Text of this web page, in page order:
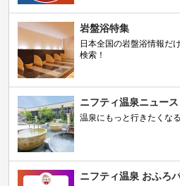
岩盤浴特集
日本全国の岩盤浴情報だ
検索！
ニフティ温泉ニュース
温泉にもっと行きたくな
ニフティ温泉 おふろ